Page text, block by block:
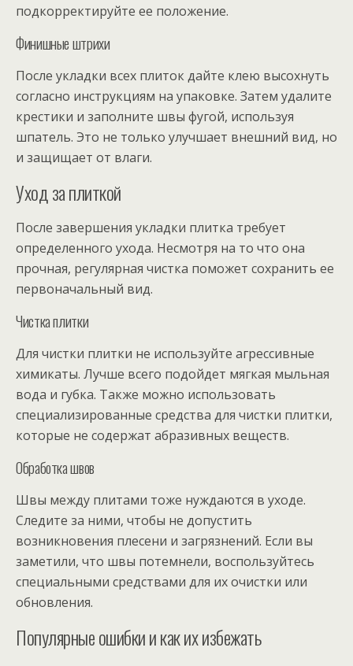
подкорректируйте ее положение.
Финишные штрихи
После укладки всех плиток дайте клею высохнуть
согласно инструкциям на упаковке. Затем удалите
крестики и заполните швы фугой, используя
шпатель. Это не только улучшает внешний вид, но
и защищает от влаги.
Уход за плиткой
После завершения укладки плитка требует
определенного ухода. Несмотря на то что она
прочная, регулярная чистка поможет сохранить ее
первоначальный вид.
Чистка плитки
Для чистки плитки не используйте агрессивные
химикаты. Лучше всего подойдет мягкая мыльная
вода и губка. Также можно использовать
специализированные средства для чистки плитки,
которые не содержат абразивных веществ.
Обработка швов
Швы между плитами тоже нуждаются в уходе.
Следите за ними, чтобы не допустить
возникновения плесени и загрязнений. Если вы
заметили, что швы потемнели, воспользуйтесь
специальными средствами для их очистки или
обновления.
Популярные ошибки и как их избежать